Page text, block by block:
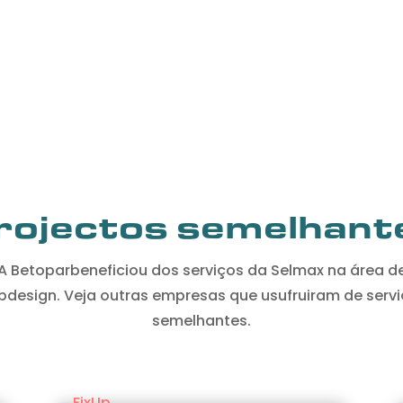
Betoparbeneficiou dos serviços da Selmax na área
Veja outras empresas que usufruiram de
semelhantes.